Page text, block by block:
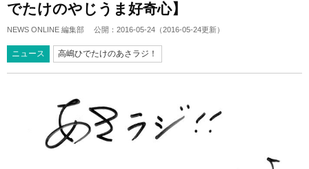
でたけのやじうま好奇心】
NEWS ONLINE 編集部 公開： 2016-05-24 （2016-05-24更新）
ニュース 高嶋ひでたけのあさラジ！